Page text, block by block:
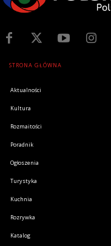
STRONA GŁÓWNA
Aktualności
Kultura
Rozmaitości
Poradnik
Ogłoszenia
Turystyka
Kuchnia
Rozrywka
Katalog